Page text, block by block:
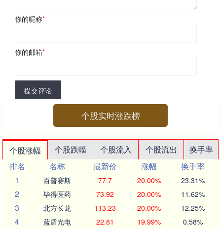
你的昵称*
你的邮箱*
提交评论
个股实时涨跌榜
个股涨幅 个股跌幅 个股流入 个股流出
换手率
排名
名称 最新价 涨幅
换手率
1
百普赛斯 77.7 20.00% 23.31%
2 毕得医药 73.92 20.00% 11.62%
3 北方长龙 113.23 20.00% 12.25%
4 蓝盾光电 22.81 19.99% 0.58%